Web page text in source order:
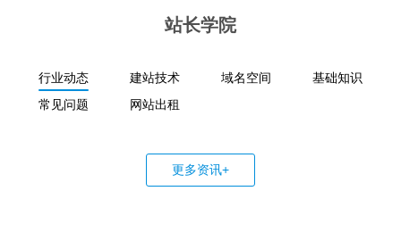
站长学院
行业动态 建站技术 域名空间
基础知识
常见问题
网站出租
更多资讯+